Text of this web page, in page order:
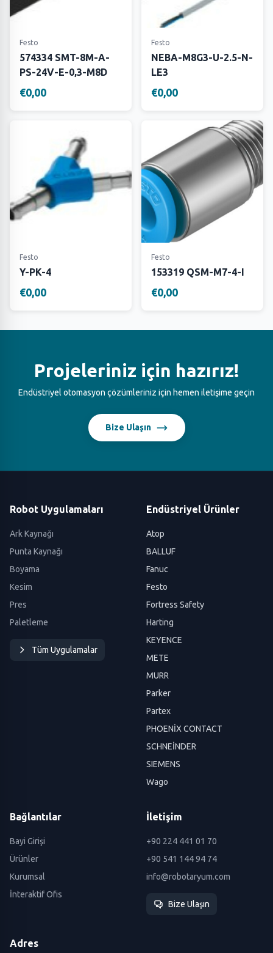
Festo
574334 SMT-8M-A-
PS-24V-E-0,3-M8D
€0,00
Festo
NEBA-M8G3-U-2.5-N-
LE3
€0,00
Festo
Y-PK-4
€0,00
Festo
153319 QSM-M7-4-I
€0,00
Projeleriniz için hazırız!
Endüstriyel otomasyon çözümleriniz için hemen iletişime geçin
Bize Ulaşın
Robot Uygulamaları
Ark Kaynağı
Punta Kaynağı
Boyama
Kesim
Pres
Paletleme
Tüm Uygulamalar
Endüstriyel Ürünler
Atop
BALLUF
Fanuc
Festo
Fortress Safety
Harting
KEYENCE
METE
MURR
Parker
Partex
PHOENİX CONTACT
SCHNEİNDER
SIEMENS
Wago
Bağlantılar
Bayi Girişi
Ürünler
Kurumsal
İnteraktif Ofis
İletişim
+90 224 441 01 70
+90 541 144 94 74
info@robotaryum.com
Bize Ulaşın
Adres